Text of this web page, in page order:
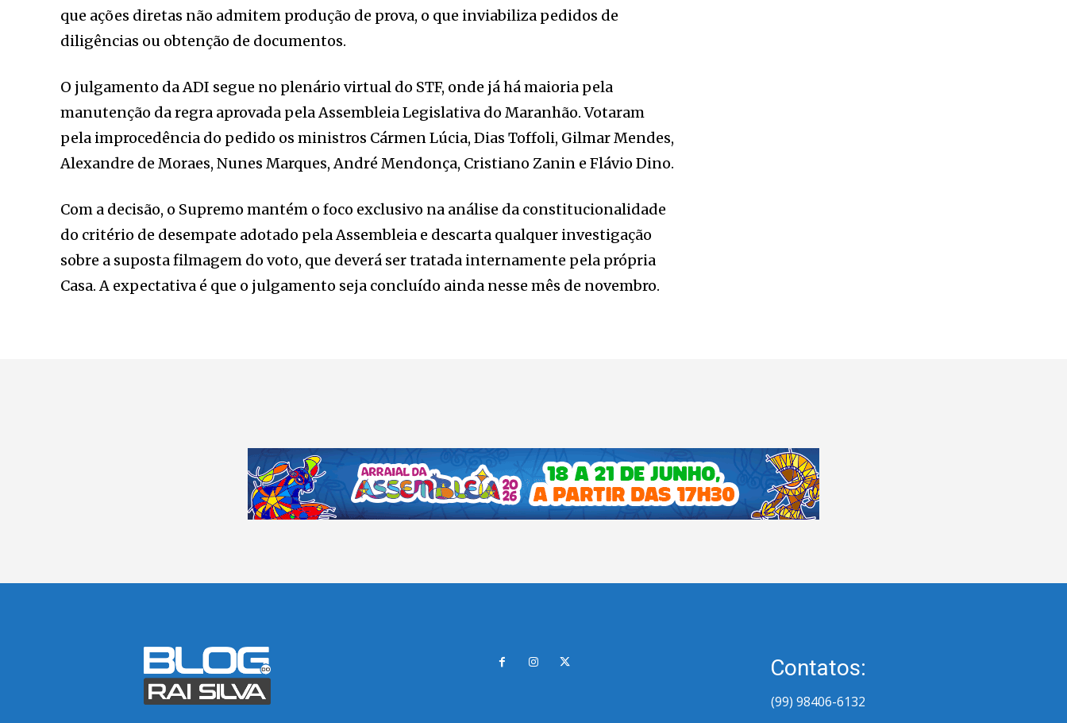
que ações diretas não admitem produção de prova, o que inviabiliza pedidos de
diligências ou obtenção de documentos.
O julgamento da ADI segue no plenário virtual do STF, onde já há maioria pela
manutenção da regra aprovada pela Assembleia Legislativa do Maranhão. Votaram
pela improcedência do pedido os ministros Cármen Lúcia, Dias Toffoli, Gilmar Mendes,
Alexandre de Moraes, Nunes Marques, André Mendonça, Cristiano Zanin e Flávio Dino.
Com a decisão, o Supremo mantém o foco exclusivo na análise da constitucionalidade
do critério de desempate adotado pela Assembleia e descarta qualquer investigação
sobre a suposta filmagem do voto, que deverá ser tratada internamente pela própria
Casa. A expectativa é que o julgamento seja concluído ainda nesse mês de novembro.
Contatos:
(99) 98406-6132